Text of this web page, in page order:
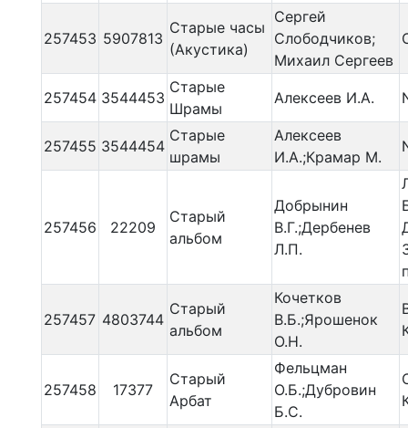
257453 5907813
Старые часы
(Акустика)
Сергей
Слободчиков;
Михаил Сергеев
257454 3544453
Старые
Шрамы
Алексеев И.А.
257455 3544454
Старые
шрамы
Алексеев
И.А.;Крамар М.
257456 22209
Старый
альбом
Добрынин
В.Г.;Дербенев
Л.П.
257457 4803744
Старый
альбом
Кочетков
В.Б.;Ярошенок
О.Н.
257458 17377
Старый
Арбат
Фельцман
О.Б.;Дубровин
Б.С.